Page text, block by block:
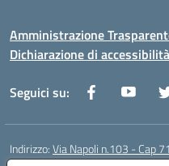
Amministrazione
Dichiarazione di accessibilità
Seguici su:
Indirizzo:Via Napoli n.103 - Cap